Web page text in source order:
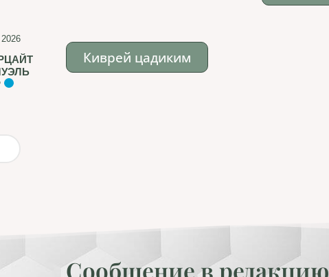
Киврей цадиким
Сообщение в редакцию